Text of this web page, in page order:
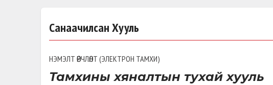
Санаачилсан Хууль
НЭМЭЛТ ӨӨРЧЛӨЛТ (ЭЛЕКТРОН ТАМХИ)
Тамхины хяналтын тухай хууль